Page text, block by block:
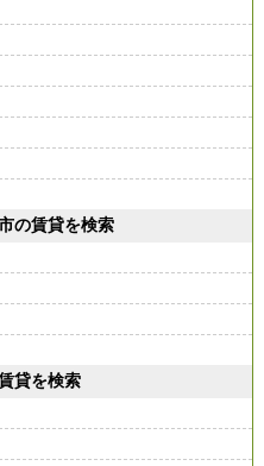
の賃貸を検索
貸を検索